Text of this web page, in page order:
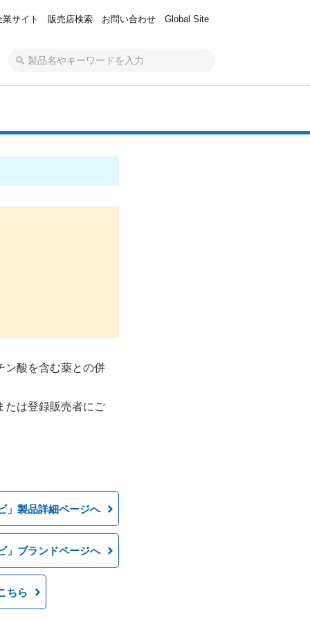
業サイト 販売店検索 お問い合わせ Global Site
ン酸を含む薬との併
たは登録販売者にご
製品詳細ページへ
ブランドページへ
ちら